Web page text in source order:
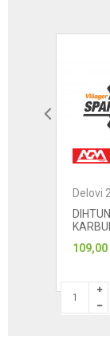
Delovi
109,00